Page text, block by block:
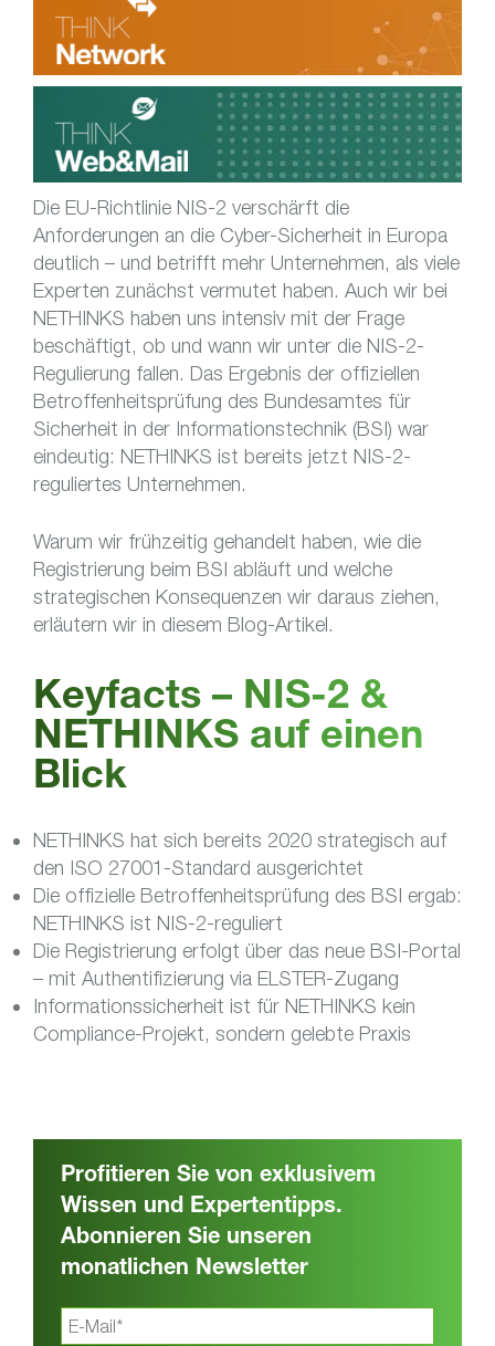
Die EU-Richtlinie NIS-2 verschärft die
Anforderungen an die Cyber-Sicherheit in Europa
deutlich – und betrifft mehr Unternehmen, als viele
Experten zunächst vermutet haben. Auch wir bei
NETHINKS haben uns intensiv mit der Frage
beschäftigt, ob und wann wir unter die NIS-2-
Regulierung fallen. Das Ergebnis der offiziellen
Betroffenheitsprüfung des Bundesamtes für
Sicherheit in der Informationstechnik (BSI) war
eindeutig: NETHINKS ist bereits jetzt NIS-2-
reguliertes Unternehmen.
Warum wir frühzeitig gehandelt haben, wie die
Registrierung beim BSI abläuft und welche
strategischen Konsequenzen wir daraus ziehen,
erläutern wir in diesem Blog-Artikel.
Keyfacts – NIS-2 &
NETHINKS auf einen
Blick
NETHINKS hat sich bereits 2020 strategisch auf
den ISO 27001-Standard ausgerichtet
Die offizielle Betroffenheitsprüfung des BSI ergab:
NETHINKS ist NIS-2-reguliert
Die Registrierung erfolgt über das neue BSI-Portal
– mit Authentifizierung via ELSTER-Zugang
Informationssicherheit ist für NETHINKS kein
Compliance-Projekt, sondern gelebte Praxis
Profitieren Sie von exklusivem
Wissen und Expertentipps.
Abonnieren Sie unseren
monatlichen Newsletter